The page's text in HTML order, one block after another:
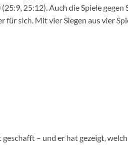
25:12). Auch die Spiele gegen
sich. Mit vier Siegen aus vier
– und er hat gezeigt,